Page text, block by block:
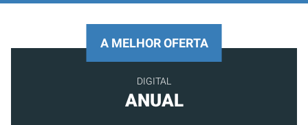
A MELHOR OFERTA
DIGITAL
ANUAL